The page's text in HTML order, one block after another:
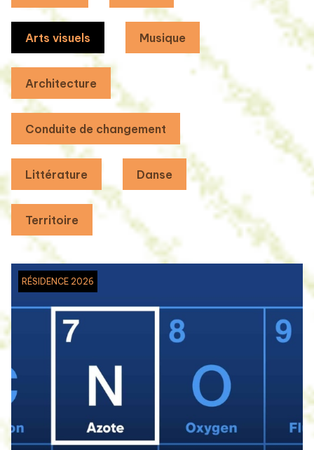
Arts visuels Musique
Architecture
Conduite de changement
Littérature Danse
Territoire
RÉSIDENCE 2026